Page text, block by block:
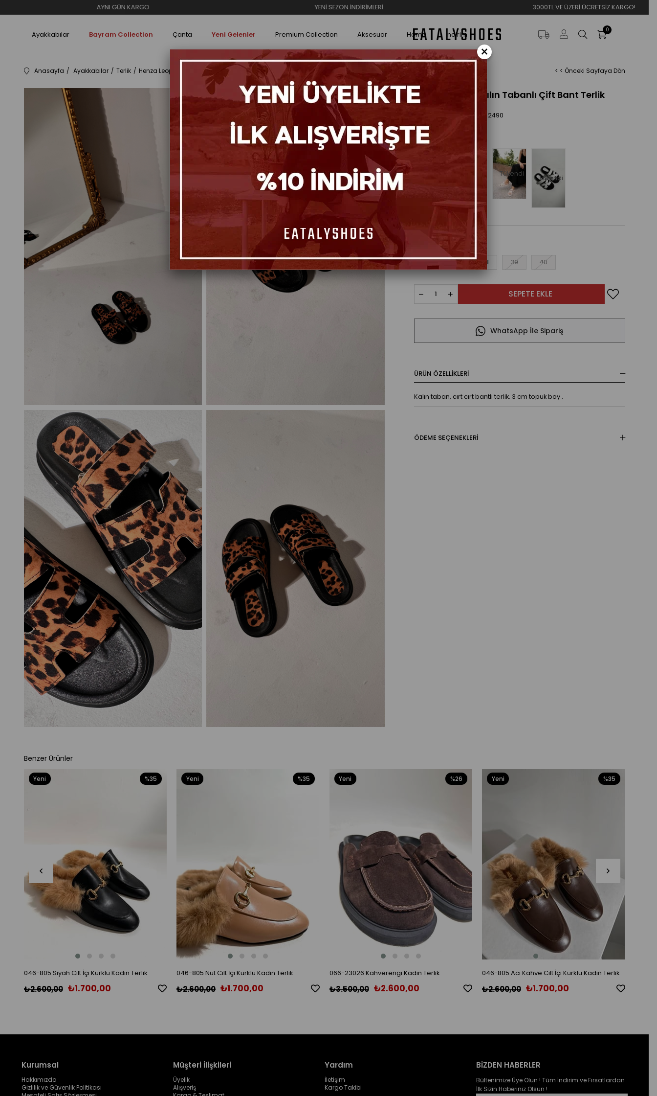
YENİ SEZON İNDİRİMLERİ 3000TL VE ÜZERİ ÜCRETSİZ KARGO!
0
Ayakkabılar Bayram Collection Çanta Yeni Gelenler Premium Collection Aksesuar Home İndirim
Anasayfa Ayakkabılar Terlik Henza Leopar Kalın Tabanlı Çift Bant Terlik < < Önceki Sayfaya Dön
Henza Leopar Kalın Tabanlı Çift Bant Terlik
₺824,89 ES-2490
Renk Seçenekleri
Tükendi
Tükendi
36 37 38 39 40
WhatsApp İle Sipariş
ÜRÜN ÖZELLIKLERI
Kalın taban, cırt cırt bantlı terlik. 3 cm topuk boy .
ÖDEME SEÇENEKLERI
Benzer Ürünler
046-805 Siyah Cilt İçi Kürklü Kadın Terlik
₺1.700,00
₺2.600,00
%35
Yeni
046-805 Nut Cilt İçi Kürklü Kadın Terlik
₺1.700,00
₺2.600,00
%35
Yeni
066-23026 Kahverengi Kadın Terlik
₺2.600,00
₺3.500,00
%26
Yeni
046-805 Acı Kahve Cilt İçi Kürklü Kadın Terlik
₺1.700,00
₺2.600,00
%35
Yeni
Kurumsal
Hakkımızda
Gizlilik ve Güvenlik Politikası
Müşteri İlişkileri
Üyelik
Alışveriş
Yardım
İletişim
Kargo Takibi
BİZDEN HABERLER
Bültenimize Üye Olun ! Tüm İndirim ve Fırsatlardan
İlk Sizin Haberiniz Olsun !
×